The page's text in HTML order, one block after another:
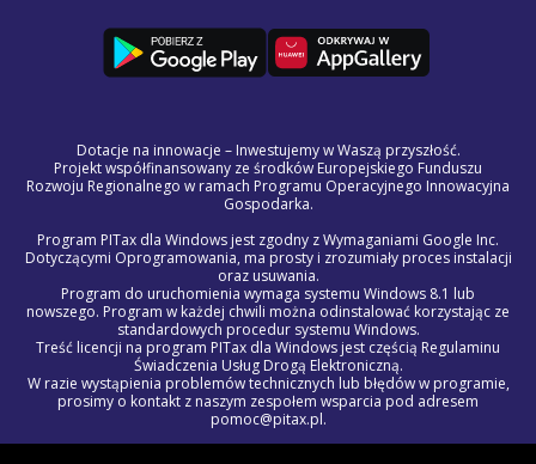
Dotacje na innowacje – Inwestujemy w Waszą przyszłość.
Projekt współfinansowany ze środków Europejskiego Funduszu
Rozwoju Regionalnego w ramach Programu Operacyjnego Innowacyjna
Gospodarka.
Program PITax dla Windows jest zgodny z Wymaganiami Google Inc.
Dotyczącymi Oprogramowania, ma prosty i zrozumiały proces instalacji
oraz usuwania.
Program do uruchomienia wymaga systemu Windows 8.1 lub
nowszego. Program w każdej chwili można odinstalować korzystając ze
standardowych procedur systemu Windows.
Treść licencji na program PITax dla Windows jest częścią Regulaminu
Świadczenia Usług Drogą Elektroniczną.
W razie wystąpienia problemów technicznych lub błędów w programie,
prosimy o kontakt z naszym zespołem wsparcia pod adresem
pomoc@pitax.pl.